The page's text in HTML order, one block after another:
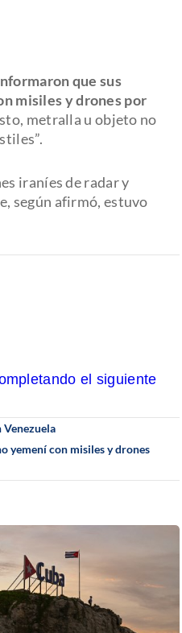
que sus
misiles y drones por
metralla u objeto no
iraníes de radar y
según afirmó, estuvo
el siguiente
yemení con misiles y drones